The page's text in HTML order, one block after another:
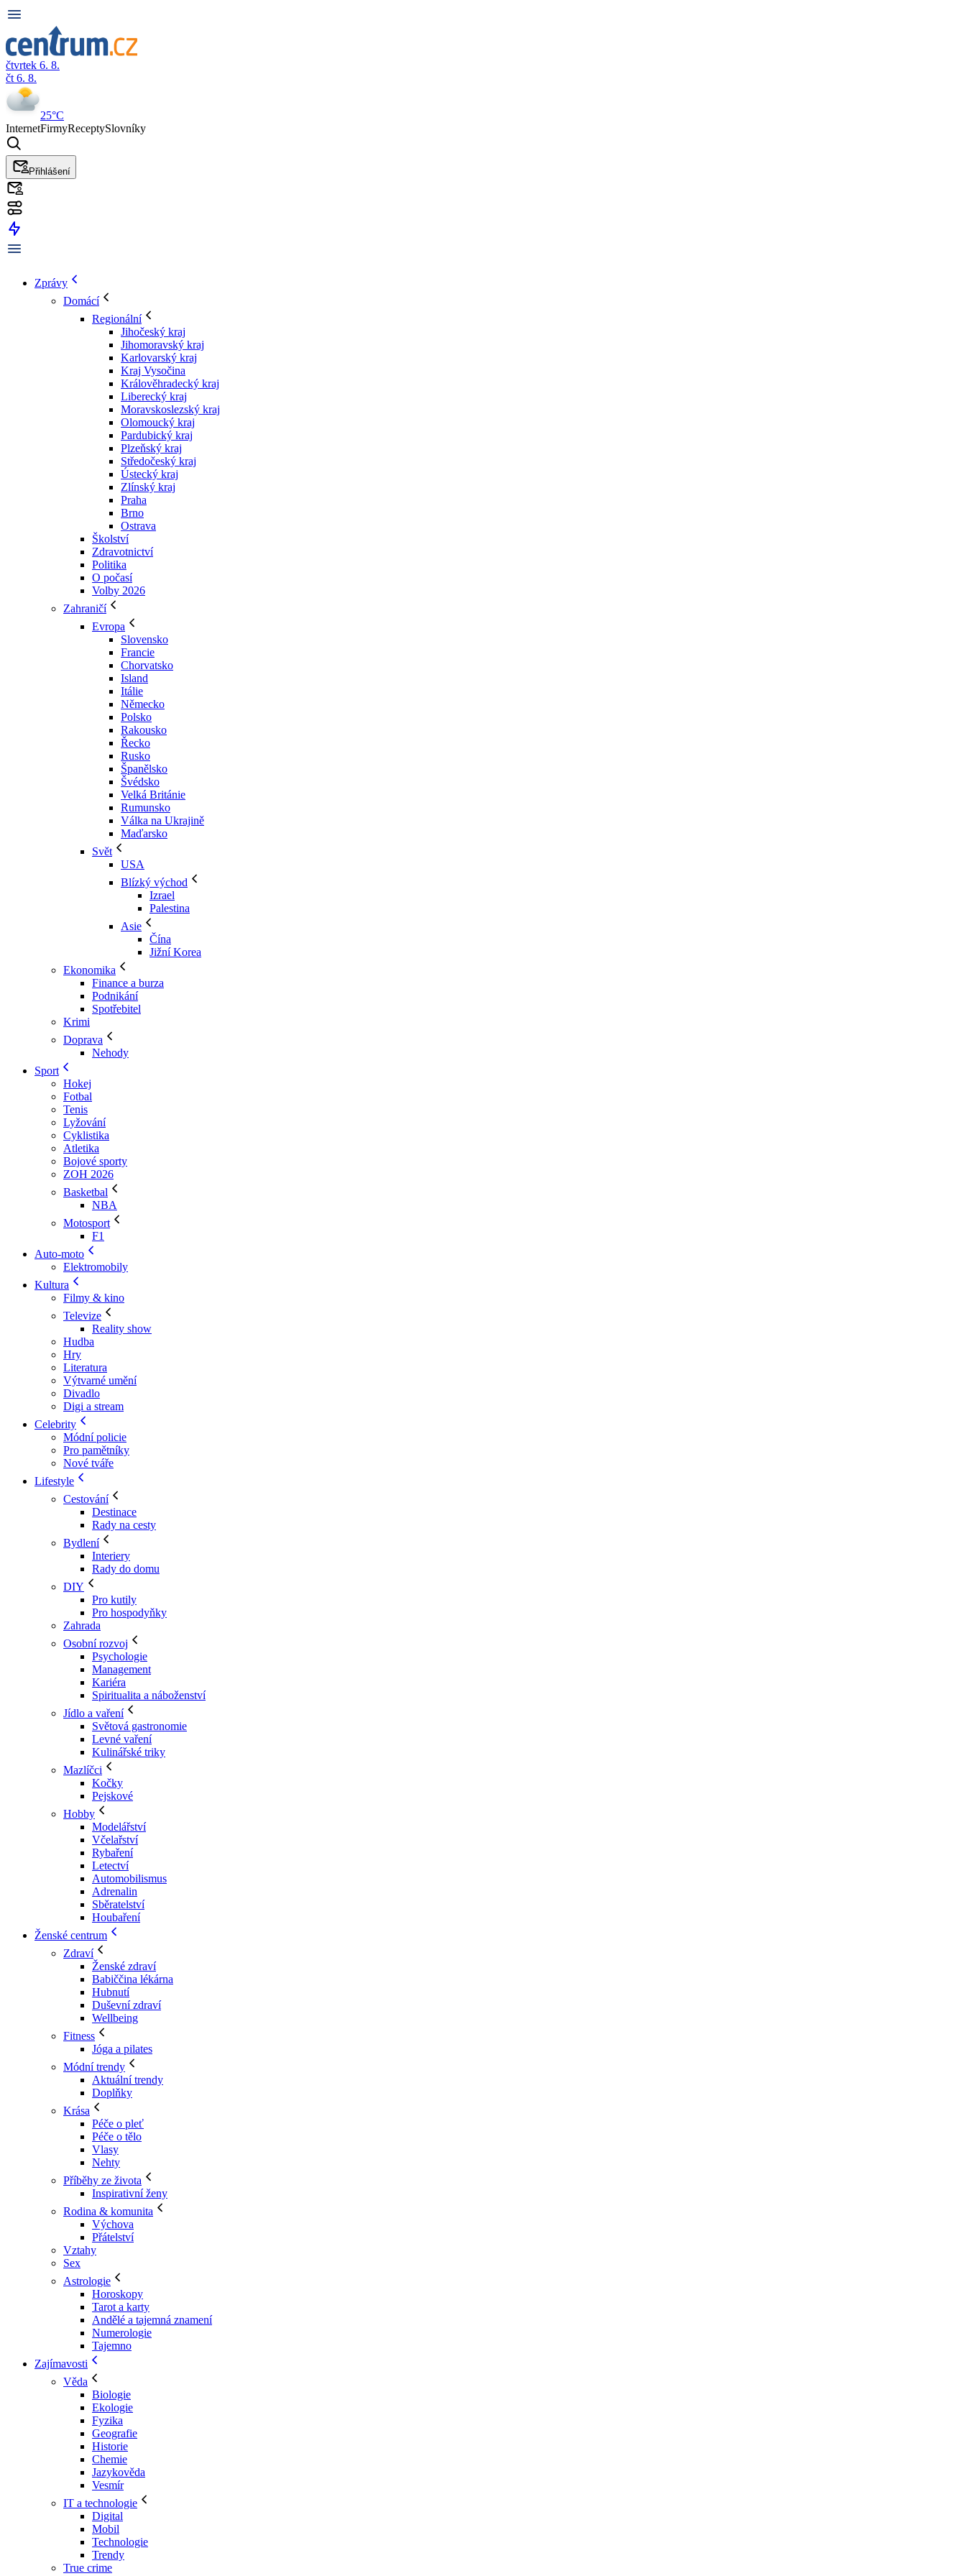
čtvrtek 6. 8.
čt 6. 8.
25°C
InternetFirmyReceptySlovníky
Přihlášení
Zprávy
Domácí
Regionální
Jihočeský kraj
Jihomoravský kraj
Karlovarský kraj
Kraj Vysočina
Králověhradecký kraj
Liberecký kraj
Moravskoslezský kraj
Olomoucký kraj
Pardubický kraj
Plzeňský kraj
Středočeský kraj
Ústecký kraj
Zlínský kraj
Praha
Brno
Ostrava
Školství
Zdravotnictví
Politika
O počasí
Volby 2026
Zahraničí
Evropa
Slovensko
Francie
Chorvatsko
Island
Itálie
Německo
Polsko
Rakousko
Řecko
Rusko
Španělsko
Švédsko
Velká Británie
Rumunsko
Válka na Ukrajině
Maďarsko
Svět
USA
Blízký východ
Izrael
Palestina
Asie
Čína
Jižní Korea
Ekonomika
Finance a burza
Podnikání
Spotřebitel
Krimi
Doprava
Nehody
Sport
Hokej
Fotbal
Tenis
Lyžování
Cyklistika
Atletika
Bojové sporty
ZOH 2026
Basketbal
NBA
Motosport
F1
Auto-moto
Elektromobily
Kultura
Filmy & kino
Televize
Reality show
Hudba
Hry
Literatura
Výtvarné umění
Divadlo
Digi a stream
Celebrity
Módní policie
Pro pamětníky
Nové tváře
Lifestyle
Cestování
Destinace
Rady na cesty
Bydlení
Interiery
Rady do domu
DIY
Pro kutily
Pro hospodyňky
Zahrada
Osobní rozvoj
Psychologie
Management
Kariéra
Spiritualita a náboženství
Jídlo a vaření
Světová gastronomie
Levné vaření
Kulinářské triky
Mazlíčci
Kočky
Pejskové
Hobby
Modelářství
Včelařství
Rybaření
Letectví
Automobilismus
Adrenalin
Sběratelství
Houbaření
Ženské centrum
Zdraví
Ženské zdraví
Babiččina lékárna
Hubnutí
Duševní zdraví
Wellbeing
Fitness
Jóga a pilates
Módní trendy
Aktuální trendy
Doplňky
Krása
Péče o pleť
Péče o tělo
Vlasy
Nehty
Příběhy ze života
Inspirativní ženy
Rodina & komunita
Výchova
Přátelství
Vztahy
Sex
Astrologie
Horoskopy
Tarot a karty
Andělé a tajemná znamení
Numerologie
Tajemno
Zajímavosti
Věda
Biologie
Ekologie
Fyzika
Geografie
Historie
Chemie
Jazykověda
Vesmír
IT a technologie
Digital
Mobil
Technologie
Trendy
True crime